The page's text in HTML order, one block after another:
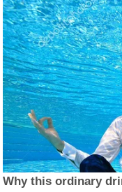
Why this ordinary